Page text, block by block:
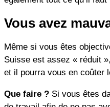
Vous avez
Même si vous êtes
Suisse est assez « réduit
et il pourra vous en coûter
Que faire ? Si vous êtes